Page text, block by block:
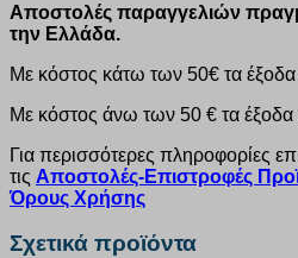
Αποστολές παραγγελιών
την Ελλάδα.
Με κόστος κάτω των 50€ τα έξοδα
Με κόστος άνω των 50 € τα έξοδα
Για περισσότερες πληροφορίες
τις Αποστολές-Επιστροφές
Όρους Χρήσης
Σχετικά προϊόντα